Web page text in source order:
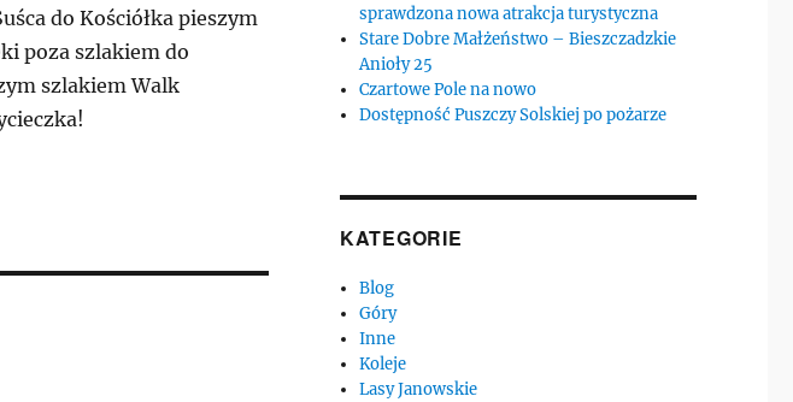
do Kościółka pieszym
poza szlakiem do
szlakiem Walk
sprawdzona nowa atrakcja turystyczna
Stare Dobre Małżeństwo – Bieszczadzkie
Anioły 25
Czartowe Pole na nowo
Dostępność Puszczy Solskiej po pożarze
KATEGORIE
Blog
Góry
Inne
Koleje
Lasy Janowskie